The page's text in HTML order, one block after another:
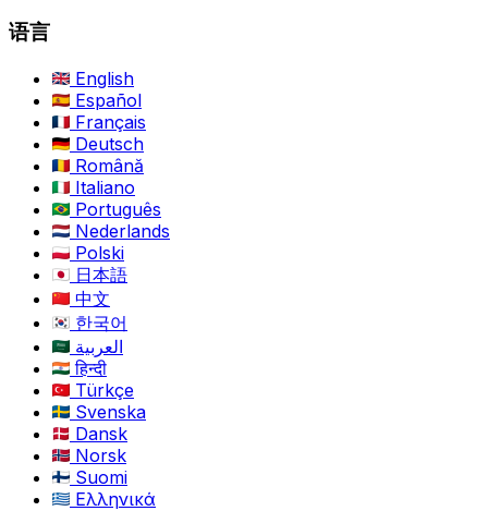
语言
English
Español
Français
Deutsch
Română
Italiano
Português
Nederlands
Polski
日本語
中文
한국어
العربية
हिन्दी
Türkçe
Svenska
Dansk
Norsk
Suomi
Ελληνικά